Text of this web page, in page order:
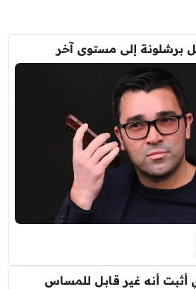
برشلونة إلى مستوى آخر
أثبت أنه غير قابل للمساس